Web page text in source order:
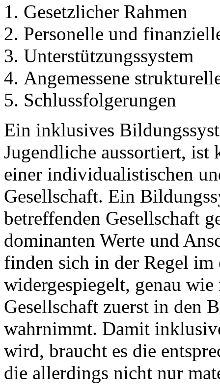
Gesetzlicher Rahmen
Personelle und
Unterstützungssystem
Angemessene
Schlussfolgerungen
Ein inklusives
Jugendliche aussortiert, ist
einer individualistischen
Gesellschaft. Ein
betreffenden Gesellschaft
dominanten Werte und
finden sich in der Regel im
widergespiegelt, genau
Gesellschaft zuerst in den
wahrnimmt. Damit
wird, braucht es die
die allerdings nicht nur